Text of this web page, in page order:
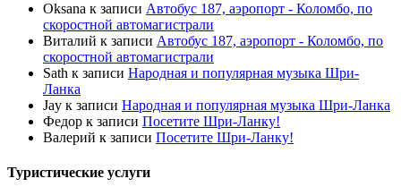
Oksana к записи Автобус 187, аэропорт - Коломбо, по
скоростной автомагистрали
Виталий к записи Автобус 187, аэропорт - Коломбо, по
скоростной автомагистрали
Sath к записи Народная и популярная музыка Шри-
Ланка
Jay к записи Народная и популярная музыка Шри-Ланка
Федор к записи Посетите Шри-Ланку!
Валерий к записи Посетите Шри-Ланку!
Туристические услуги